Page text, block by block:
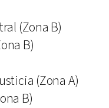
(Zona B)
B)
(Zona A)
B)